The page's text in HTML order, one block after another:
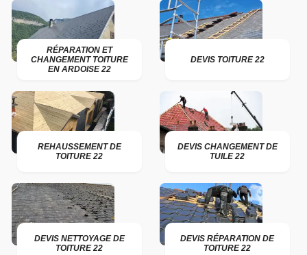
RÉPARATION ET
CHANGEMENT TOITURE
EN ARDOISE 22
DEVIS TOITURE 22
REHAUSSEMENT DE
TOITURE 22
DEVIS CHANGEMENT DE
TUILE 22
DEVIS NETTOYAGE DE
TOITURE 22
DEVIS RÉPARATION DE
TOITURE 22